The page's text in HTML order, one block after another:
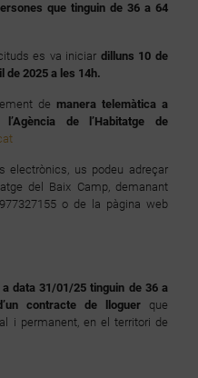
que tinguin de 36 a 64
es va iniciar dilluns 10 de
de 2025 a les 14h.
de manera telemàtica a
de l’Habitatge de
electrònics, us podeu adreçar
del Baix Camp, demanant
o de la pàgina web
data 31/01/25 tinguin de 36 a
contracte de lloguer que
i permanent, en el territori de